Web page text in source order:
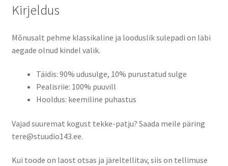
Kirjeldus
Mõnusalt pehme klassikaline ja looduslik sulepadi on läbi
aegade olnud kindel valik.
Täidis: 90% udusulge, 10% purustatud sulge
Pealisriie: 100% puuvill
Hooldus: keemiline puhastus
Vajad suuremat kogust tekke-patju? Saada meile päring
tere@stuudio143.ee.
Kui toode on laost otsas ja järeltellitav, siis on tellimuse